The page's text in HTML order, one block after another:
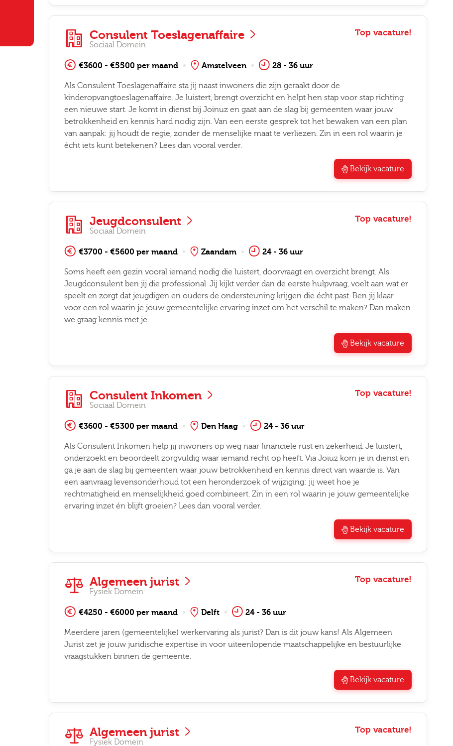
Consulent Toeslagenaffaire
Sociaal Domein
Top vacature!
€3600 - €5500 per maand Amstelveen 28 - 36 uur
Als Consulent Toeslagenaffaire sta jij naast inwoners die zijn geraakt door de
kinderopvangtoeslagenaffaire. Je luistert, brengt overzicht en helpt hen stap voor stap richting
een nieuwe start. Je komt in dienst bij Joinuz en gaat aan de slag bij gemeenten waar jouw
betrokkenheid en kennis hard nodig zijn. Van een eerste gesprek tot het bewaken van een plan
van aanpak: jij houdt de regie, zonder de menselijke maat te verliezen. Zin in een rol waarin je
écht iets kunt betekenen? Lees dan vooral verder.
Bekijk vacature
Jeugdconsulent
Sociaal Domein
Top vacature!
€3700 - €5600 per maand Zaandam 24 - 36 uur
Soms heeft een gezin vooral iemand nodig die luistert, doorvraagt en overzicht brengt. Als
Jeugdconsulent ben jij die professional. Jij kijkt verder dan de eerste hulpvraag, voelt aan wat er
speelt en zorgt dat jeugdigen en ouders de ondersteuning krijgen die écht past. Ben jij klaar
voor een rol waarin je jouw gemeentelijke ervaring inzet om het verschil te maken? Dan maken
we graag kennis met je.
Bekijk vacature
Consulent Inkomen
Sociaal Domein
Top vacature!
€3600 - €5300 per maand Den Haag 24 - 36 uur
Als Consulent Inkomen help jij inwoners op weg naar financiële rust en zekerheid. Je luistert,
onderzoekt en beoordeelt zorgvuldig waar iemand recht op heeft. Via Joiuz kom je in dienst en
ga je aan de slag bij gemeenten waar jouw betrokkenheid en kennis direct van waarde is. Van
een aanvraag levensonderhoud tot een heronderzoek of wijziging: jij weet hoe je
rechtmatigheid en menselijkheid goed combineert. Zin in een rol waarin je jouw gemeentelijke
ervaring inzet én blijft groeien? Lees dan vooral verder.
Bekijk vacature
Algemeen jurist
Fysiek Domein
Top vacature!
€4250 - €6000 per maand Delft 24 - 36 uur
Meerdere jaren (gemeentelijke) werkervaring als jurist? Dan is dit jouw kans! Als Algemeen
Jurist zet je jouw juridische expertise in voor uiteenlopende maatschappelijke en bestuurlijke
vraagstukken binnen de gemeente.
Bekijk vacature
Algemeen jurist
Fysiek Domein
Top vacature!
Ik ga akkoord met hetprivacy statement Job alerts